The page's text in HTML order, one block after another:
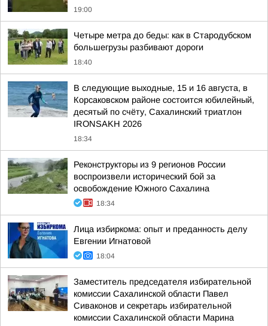
19:00
Четыре метра до беды: как в Стародубском
большегрузы разбивают дороги
18:40
В следующие выходные, 15 и 16 августа, в
Корсаковском районе состоится юбилейный,
десятый по счёту, Сахалинский триатлон
IRONSAKH 2026
18:34
Реконструкторы из 9 регионов России
воспроизвели исторический бой за
освобождение Южного Сахалина
18:34
Лица избиркома: опыт и преданность делу
Евгении Игнатовой
18:04
Заместитель председателя избирательной
комиссии Сахалинской области Павел
Сиваконов и секретарь избирательной
комиссии Сахалинской области Марина